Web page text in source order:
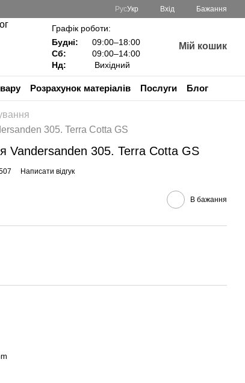
РусУкр Вхід Бажання
Графік роботи:
Будні:
09:00–18:00
Сб:
09:00–14:00
Нд:
Вихідний
Мій кошик
Розрахунок матеріалів Послуги
Блог
305. Terra Cotta GS
Vandersanden 305. Terra Cotta GS
Написати відгук
В бажання